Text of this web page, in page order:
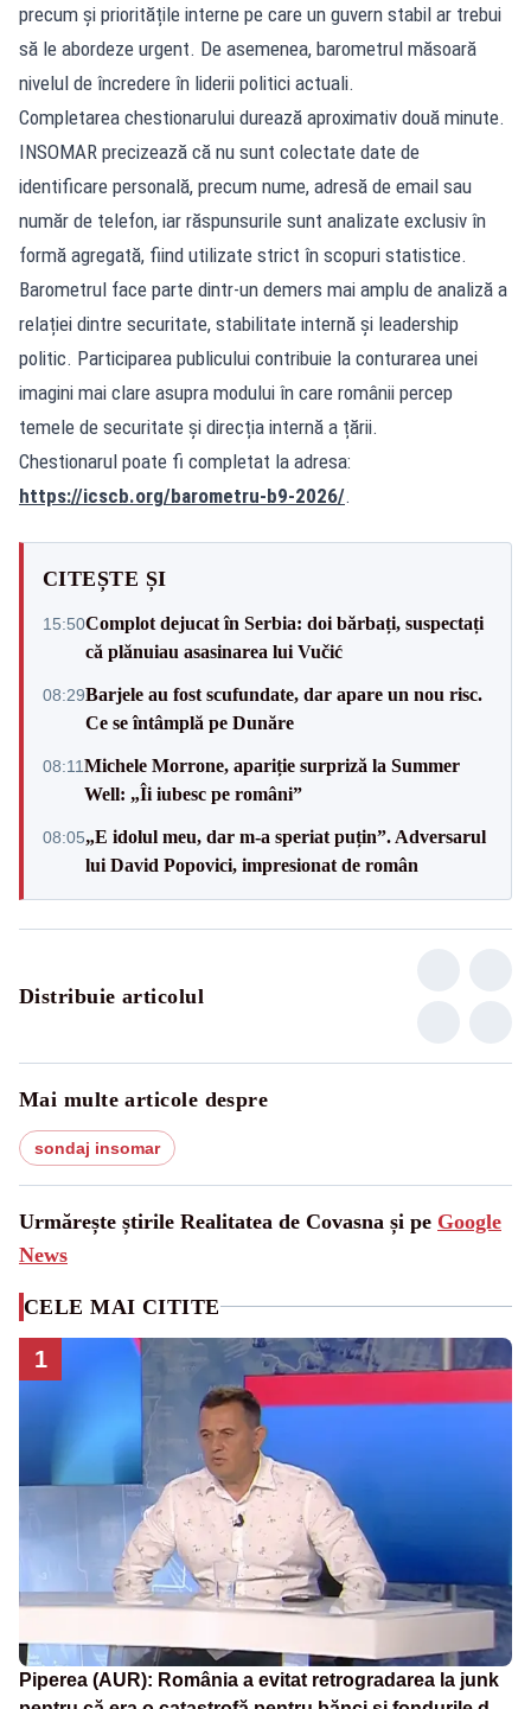
precum și prioritățile interne pe care un guvern stabil ar trebui
să le abordeze urgent. De asemenea, barometrul măsoară
nivelul de încredere în liderii politici actuali.
Completarea chestionarului durează aproximativ două minute.
INSOMAR precizează că nu sunt colectate date de
identificare personală, precum nume, adresă de email sau
număr de telefon, iar răspunsurile sunt analizate exclusiv în
formă agregată, fiind utilizate strict în scopuri statistice.
Barometrul face parte dintr-un demers mai amplu de analiză a
relației dintre securitate, stabilitate internă și leadership
politic. Participarea publicului contribuie la conturarea unei
imagini mai clare asupra modului în care românii percep
temele de securitate și direcția internă a țării.
Chestionarul poate fi completat la adresa:
https://icscb.org/barometru-b9-2026/.
CITEȘTE ȘI
15:50Complot dejucat în Serbia: doi bărbați, suspectați
că plănuiau asasinarea lui Vučić
08:29Barjele au fost scufundate, dar apare un nou risc.
Ce se întâmplă pe Dunăre
08:11Michele Morrone, apariție surpriză la Summer
Well: „Îi iubesc pe români”
08:05„E idolul meu, dar m-a speriat puțin”. Adversarul
lui David Popovici, impresionat de român
Distribuie articolul
Mai multe articole despre
sondaj insomar
Urmărește știrile Realitatea de Covasna și pe Google
News
CELE MAI CITITE
1
Piperea (AUR): România a evitat retrogradarea la junk